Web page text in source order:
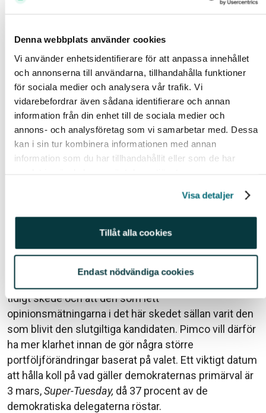
Denna webbplats använder cookies
Vi använder enhetsidentifierare för att anpassa innehållet
och annonserna till användarna, tillhandahålla funktioner
för sociala medier och analysera vår trafik. Vi
vidarebefordrar även sådana identifierare och annan
information från din enhet till de sociala medier och
annons- och analysföretag som vi samarbetar med. Dessa
kan i sin tur kombinera informationen med annan
information som du har tillhandahållit eller som de har
Visa detaljer
Tillåt alla cookies
Endast nödvändiga cookies
Kandidater som i de flesta bedömares ögon är
alldeles för långt ut på vänsterkanten för att de ska ha
någon reell chans mot Trump i ett presidentval.
tidigt skede och att den som lett
opinionsmätningarna i det här skedet sällan varit den
som blivit den slutgiltiga kandidaten. Pimco vill därför
ha mer klarhet innan de gör några större
portföljförändringar baserat på valet. Ett viktigt datum
att hålla koll på vad gäller demokraternas primärval är
3 mars,Super-Tuesday, då 37 procent av de
demokratiska delegaterna röstar.